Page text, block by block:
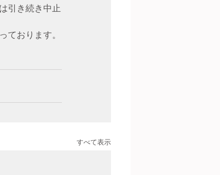
引き続き中止
おります。
すべて表示